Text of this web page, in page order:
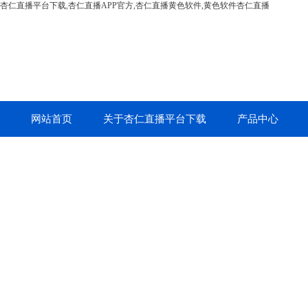
杏仁直播平台下载,杏仁直播APP官方,杏仁直播黄色软件,黄色软件杏仁直播
网站首页 关于杏仁直播平台下载 产品中心